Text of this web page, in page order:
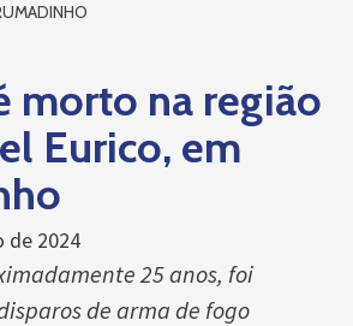
morto na região
Eurico, em
de 2024
25 anos, foi
de arma de fogo